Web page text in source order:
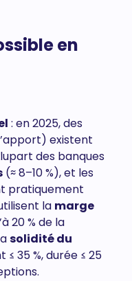
en
: en 2025, des
existent
des banques
(≈ 8–10 %), et les
pratiquement
la marge
20 % de la
solidité du
35 %, durée ≤ 25